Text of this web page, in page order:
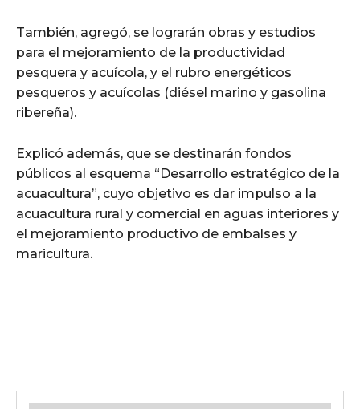
También, agregó, se lograrán obras y estudios
para el mejoramiento de la productividad
pesquera y acuícola, y el rubro energéticos
pesqueros y acuícolas (diésel marino y gasolina
ribereña).
Explicó además, que se destinarán fondos
públicos al esquema “Desarrollo estratégico de la
acuacultura”, cuyo objetivo es dar impulso a la
acuacultura rural y comercial en aguas interiores y
el mejoramiento productivo de embalses y
maricultura.